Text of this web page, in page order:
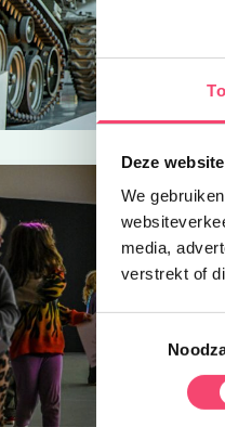
Deze
We
media,
verstrekt of